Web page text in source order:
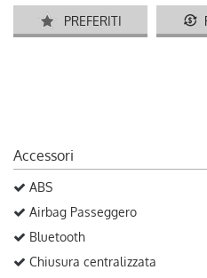
PREFERITI
Accessori
ABS
Airbag Passeggero
Bluetooth
Chiusura centralizzata